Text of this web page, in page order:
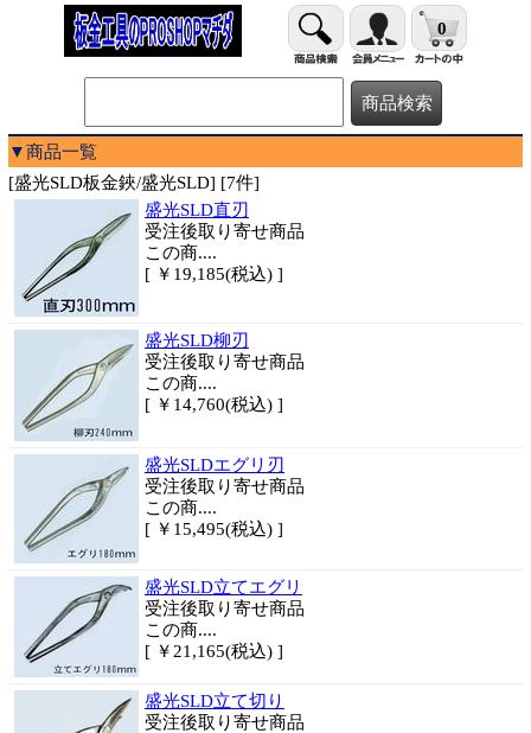
0
▼商品一覧
[盛光SLD板金鋏/盛光SLD] [7件]
盛光SLD直刃
受注後取り寄せ商品
この商....
[ ￥19,185(税込) ]
盛光SLD柳刃
受注後取り寄せ商品
この商....
[ ￥14,760(税込) ]
盛光SLDエグリ刃
受注後取り寄せ商品
この商....
[ ￥15,495(税込) ]
盛光SLD立てエグリ
受注後取り寄せ商品
この商....
[ ￥21,165(税込) ]
盛光SLD立て切り
受注後取り寄せ商品